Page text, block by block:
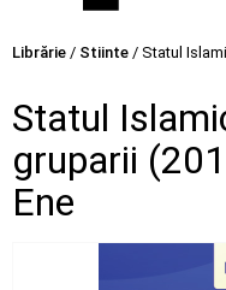
Librărie / Stiinte / Statul
Statul
gruparii
Ene